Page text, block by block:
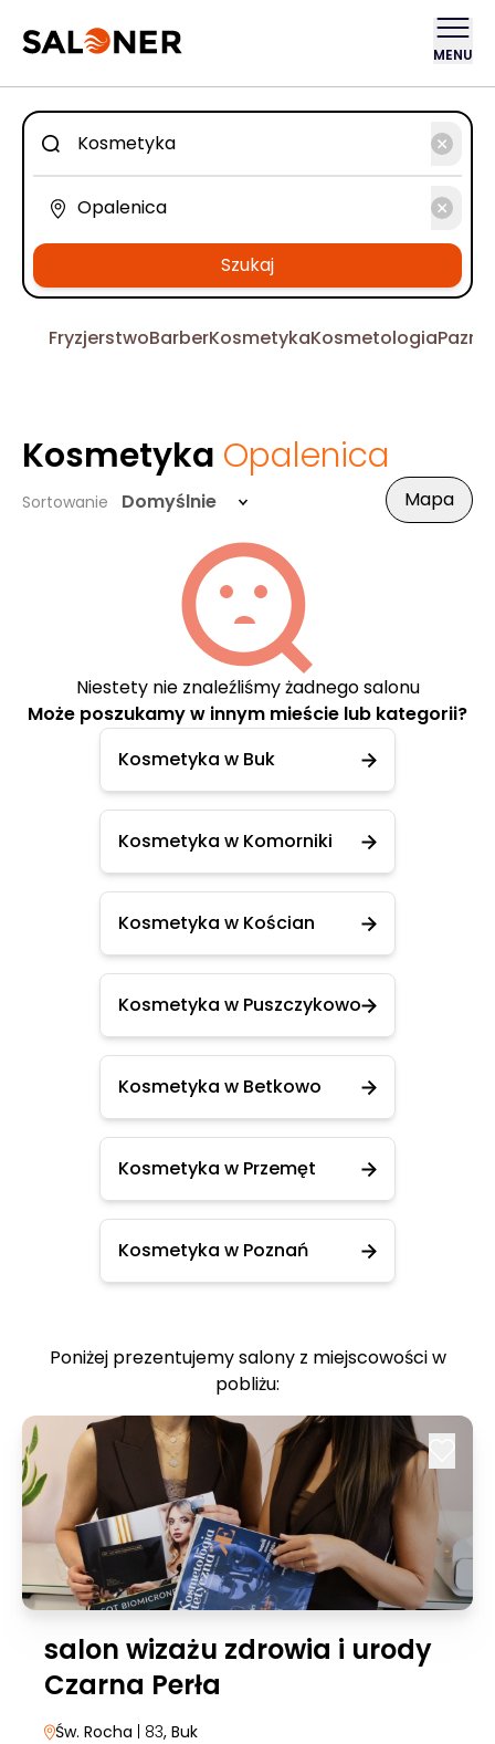
MENU
Szukaj
FryzjerstwoBarberKosmetykaKosmetologia
Kosmetyka Opalenica
Sortowanie Domyślnie Mapa
Niestety nie znaleźliśmy żadnego salonu
Może poszukamy w innym mieście lub kategorii?
Kosmetyka w Buk
Kosmetyka w Komorniki
Kosmetyka w Kościan
Kosmetyka w Puszczykowo
Kosmetyka w Betkowo
Kosmetyka w Przemęt
Kosmetyka w Poznań
Poniżej prezentujemy salony z miejscowości w
pobliżu:
salon wizażu zdrowia i urody
Czarna Perła
Św. Rocha | 83, Buk